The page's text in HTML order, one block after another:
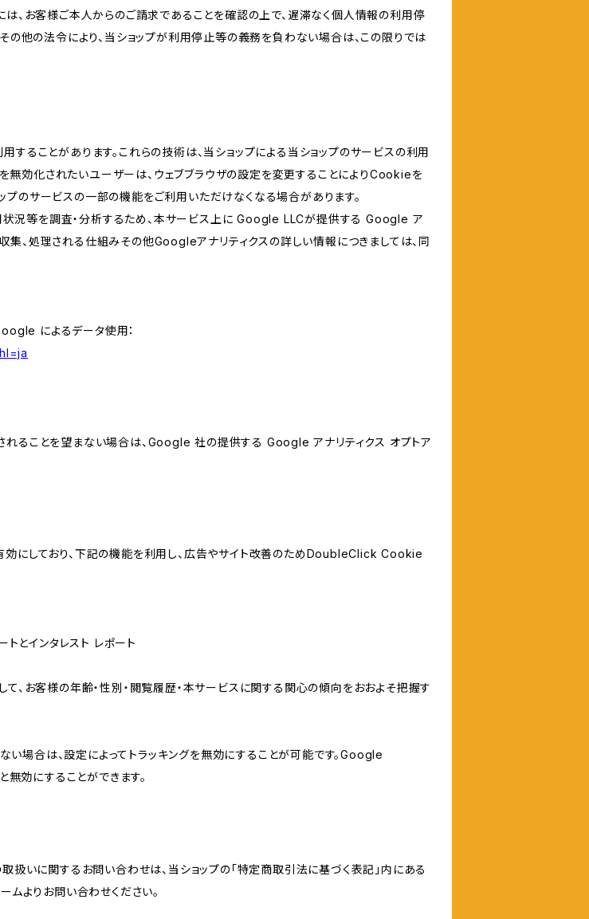
、お客様ご本人からのご請求であることを確認の上で、遅滞なく個人情報の利用停
の他の法令により、当ショップが利用停止等の義務を負わない場合は、この限りでは
することがあります。これらの技術は、当ショップによる当ショップのサービスの利用
効化されたいユーザーは、ウェブブラウザの設定を変更することによりCookieを
プのサービスの一部の機能をご利用いただけなくなる場合があります。
用状況等を調査・分析するため、本サービス上に Google LLCが提供する Google ア
集、処理される仕組みその他Googleアナリティクスの詳しい情報につきましては、同
によるデータ使用：
ることを望まない場合は、Google 社の提供する Google アナリティクス オプトア
効にしており、下記の機能を利用し、広告やサイト改善のためDoubleClick Cookie
とインタレスト レポート
お客様の年齢・性別・閲覧履歴・本サービスに関する関心の傾向をおおよそ把握す
場合は、設定によってトラッキングを無効にすることが可能です。Google
効にすることができます。
扱いに関するお問い合わせは、当ショップの「特定商取引法に基づく表記」内にある
ムよりお問い合わせください。